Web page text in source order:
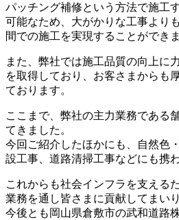
パッチング補修という方法で施工
可能なため、大がかりな工事より
間での施工を実現することができま
また、弊社では施工品質の向上に
を取得しており、お客さまからも
ております。
ここまで、弊社の主力業務である
てきました。
今回ご紹介したほかにも、自然色
設工事、道路清掃工事などにも携
これからも社会インフラを支える
業務を通し皆さまに貢献してまいり
今後とも岡山県倉敷市の武和道路